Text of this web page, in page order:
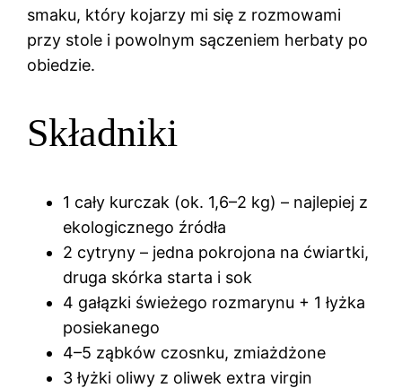
smaku, który kojarzy mi się z rozmowami
przy stole i powolnym sączeniem herbaty po
obiedzie.
Składniki
1 cały kurczak (ok. 1,6–2 kg) – najlepiej z
ekologicznego źródła
2 cytryny – jedna pokrojona na ćwiartki,
druga skórka starta i sok
4 gałązki świeżego rozmarynu + 1 łyżka
posiekanego
4–5 ząbków czosnku, zmiażdżone
3 łyżki oliwy z oliwek extra virgin